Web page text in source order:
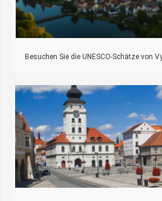
Besuchen Sie die UNESCO-Schätze von